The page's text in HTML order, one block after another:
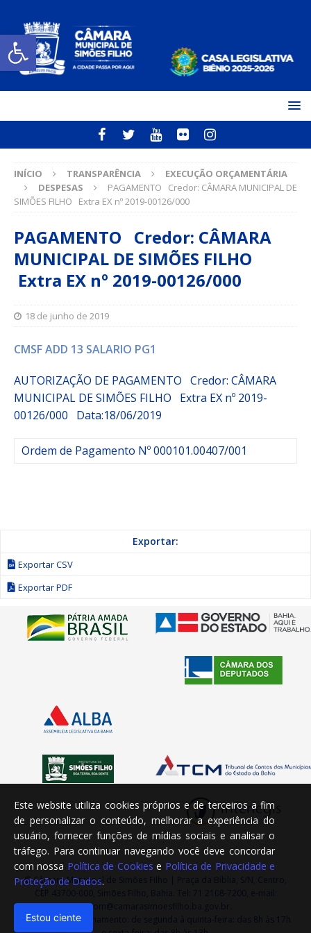
Open toolbar
INÍCIO TRANSPARÊNCIA
EXECUÇÃO ORÇAMENTÁRIA
DESPESAS
PAGAMENTO Credor: CÂMARA MUNICIPAL DE
SIMÕES FILHO Extra EX nº 2019-00126/000
PAGAMENTO Credor: CÂMARA
MUNICIPAL DE SIMÕES FILHO
Extra EX nº 2019-00126/000
18 de junho de 2019
CMSF ADD 13 SALARIO PG1
AUTORIZAÇÃO DE PAGAMENTO Credor: CÂMARA
MUNICIPAL DE SIMÕES FILHO Extra EX nº 2019-
00126/000 Data:18/06/2019
Ordem de Pagamento Nº 000101.00407/001
Exportar:
Exportar CSV
Exportar PDF
© Câmara Municipal de Simões Filho | Praça da Bíblia, S/N, Centro,
CEP 43700-000, Simões Filho, Bahia. Tel: 71 2108-7200, e-mail:
ascom@camarasimoesfilho.ba.gov.br.
Horário de Funcionamento: de segunda à quinta-feira: das 8h às 17h
Este website utiliza cookies próprios e de terceiros a fim
de personalizar o conteúdo, melhorar a experiência do
usuário, fornecer funções de mídias sociais e analisar o
tráfego. Para continuar navegando você deve concordar
com nossa Política de Cookies e Política de Privacidade e
Proteção de Dados.
Estou ciente